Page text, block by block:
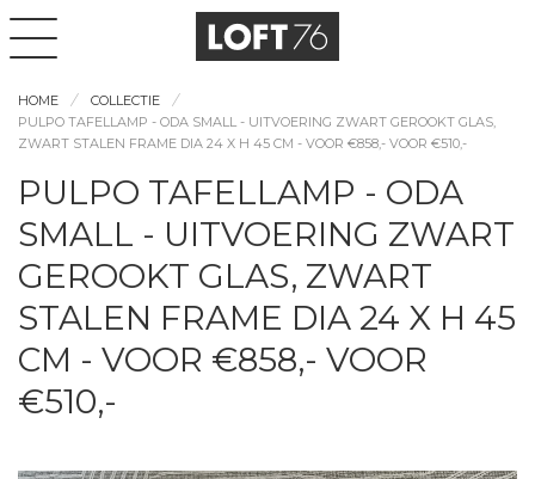
HOME
COLLECTIE
PULPO TAFELLAMP - ODA SMALL - UITVOERING ZWART GEROOKT GLAS,
ZWART STALEN FRAME DIA 24 X H 45 CM - VOOR €858,- VOOR €510,-
PULPO TAFELLAMP - ODA
SMALL - UITVOERING ZWART
GEROOKT GLAS, ZWART
STALEN FRAME DIA 24 X H 45
CM - VOOR €858,- VOOR
€510,-